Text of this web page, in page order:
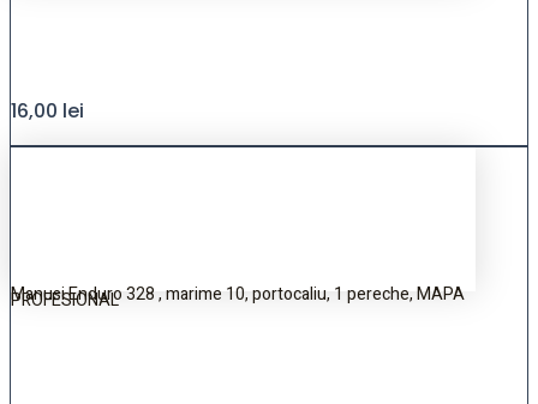
16,00 lei
Manusi Enduro 328 , marime 10, portocaliu, 1 pereche, MAPA
PROFESIONAL